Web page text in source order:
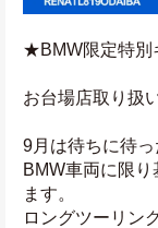
★BMW限定特
お台場店取り扱
9月は待ちに待っ
BMW車両に限
ます。
ロングツーリン